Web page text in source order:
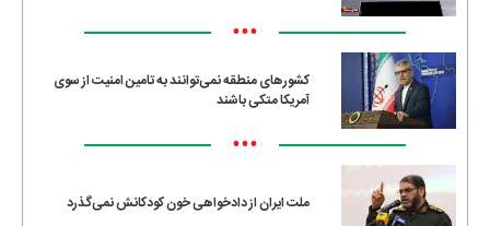
•••
کشورهای منطقه نمی‌توانند به تامین امنیت از سوی
آمریکا متکی باشند
•••
ملت ایران از دادخواهی خون کودکانش نمی‌گذرد